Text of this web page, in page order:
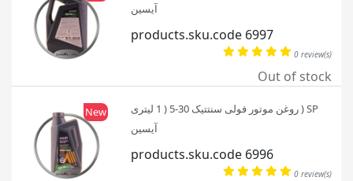
آیسین
products.sku.code 6997
0 review(s)
Out of stock
New
روغن موتور فولی سنتتیک 30-5 ( 1 لیتری ) SP
آیسین
products.sku.code 6996
0 review(s)